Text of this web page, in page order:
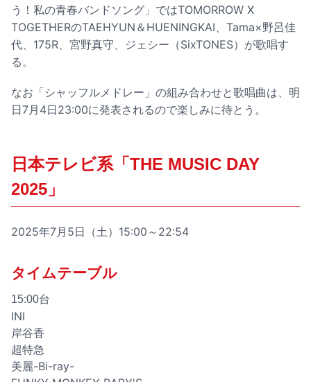
う！私の青春バンドソング」ではTOMORROW X
TOGETHERのTAEHYUN＆HUENINGKAI、Tama×野呂佳
代、175R、宮野真守、ジェシー（SixTONES）が歌唱す
る。
なお「シャッフルメドレー」の組み合わせと歌唱曲は、明
日7月4日23:00に発表されるので楽しみに待とう。
日本テレビ系「THE MUSIC DAY
2025」
2025年7月5日（土）15:00～22:54
タイムテーブル
15:00台
INI
岸谷香
超特急
美麗-Bi-ray-